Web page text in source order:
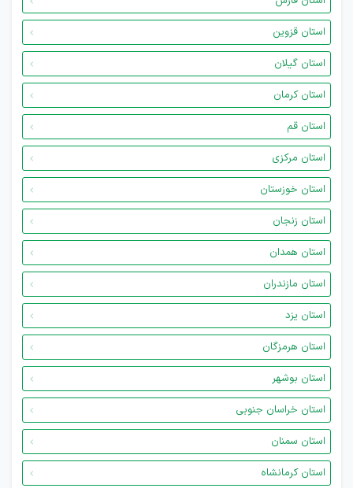
استان قزوین
استان گیلان
استان کرمان
استان قم
استان مرکزی
استان خوزستان
استان زنجان
استان همدان
استان مازندران
استان یزد
استان هرمزگان
استان بوشهر
استان خراسان جنوبی
استان سمنان
استان کرمانشاه